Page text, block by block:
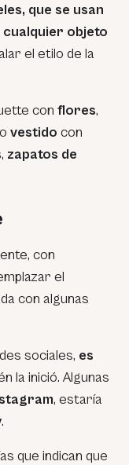
que se usan
cualquier objeto
el etilo de la
con flores,
vestido con
, zapatos de
con
el
con algunas
sociales, es
la inició. Algunas
, estaría
.
que indican que